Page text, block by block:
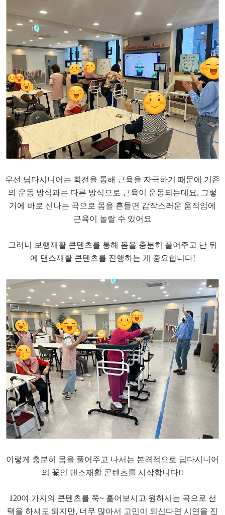
​우선 딥다시니어는 회전을 통해 근육을 자극하기 때문에 기존
의 운동 방식과는 다른 방식으로 근육이 운동되는데요, 그렇
기에 바로 신나는 곡으로 몸을 흔들면 갑작스러운 움직임에
근육이 놀랄 수 있어요
​그러니 보행재활 콘텐츠를 통해 몸을 충분히 풀어주고 난 뒤
에 댄스재활 콘텐츠를 진행하는 게 중요합니다!
​이렇게 충분히 몸을 풀어주고 나서는 본격적으로 딥다시니어
의 꽃인 댄스재활 콘텐츠를 시작합니다!!
​120여 가지의 콘텐츠를 쭉~ 훑어보시고 원하시는 곡으로 선
택을 하셔도 되지만, 너무 많아서 고민이 되신다면 시연을 진